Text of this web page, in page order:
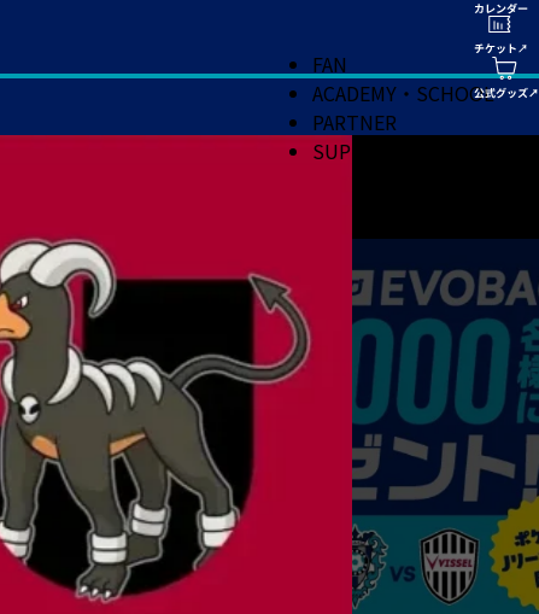
FAN
ACADEMY・SCHOOL
PARTNER
SUPPORT